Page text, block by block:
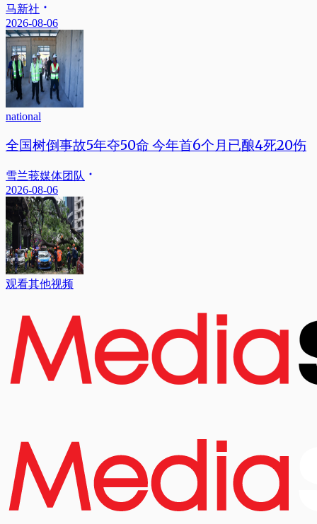
马新社
2026-08-06
national
全国树倒事故5年夺50命 今年首6个月已酿4死20伤
雪兰莪媒体团队
2026-08-06
观看其他视频